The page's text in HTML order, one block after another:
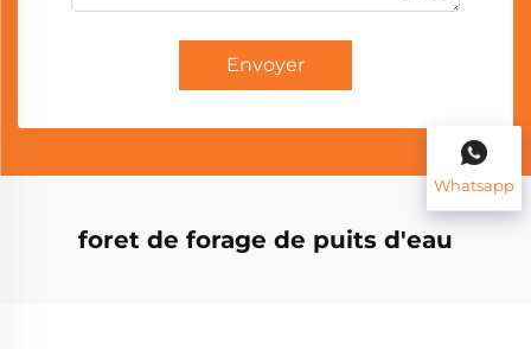
Envoyer
foret de forage de puits d'eau
Whatsapp